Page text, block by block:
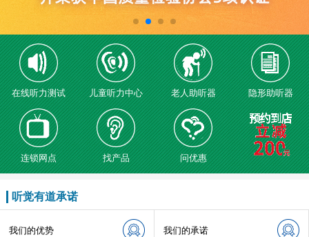
在线听力测试 儿童听力中心 老人助听器 隐形助听器
连锁网点 找产品 问优惠
听觉有道承诺
我们的优势 我们的承诺